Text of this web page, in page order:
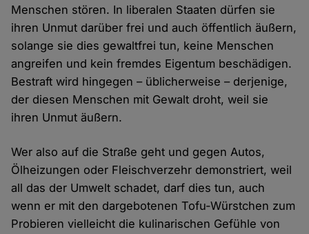
Menschen stören. In liberalen Staaten dürfen sie
ihren Unmut darüber frei und auch öffentlich äußern,
solange sie dies gewaltfrei tun, keine Menschen
angreifen und kein fremdes Eigentum beschädigen.
Bestraft wird hingegen – üblicherweise – derjenige,
der diesen Menschen mit Gewalt droht, weil sie
ihren Unmut äußern.
Wer also auf die Straße geht und gegen Autos,
Ölheizungen oder Fleischverzehr demonstriert, weil
all das der Umwelt schadet, darf dies tun, auch
wenn er mit den dargebotenen Tofu-Würstchen zum
Probieren vielleicht die kulinarischen Gefühle von